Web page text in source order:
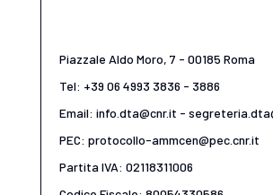
Piazzale Aldo Moro, 7 - 00185 Roma
Tel: +39 06 4993 3836 - 3886
Email: info.dta@cnr.it -
PEC: protocollo-ammcen@pec.cnr.it
Partita IVA: 02118311006